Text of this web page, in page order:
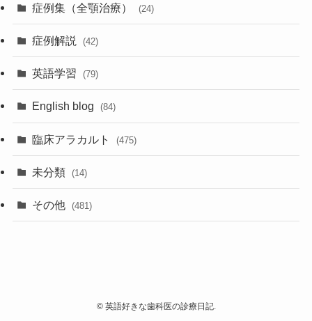
症例集（全顎治療） (24)
症例解説 (42)
英語学習 (79)
English blog (84)
臨床アラカルト (475)
未分類 (14)
その他 (481)
©英語好きな歯科医の診療日記.